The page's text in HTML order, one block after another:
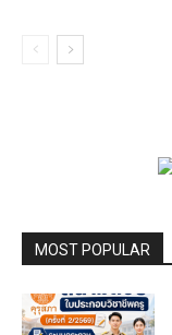
MOST POPULAR